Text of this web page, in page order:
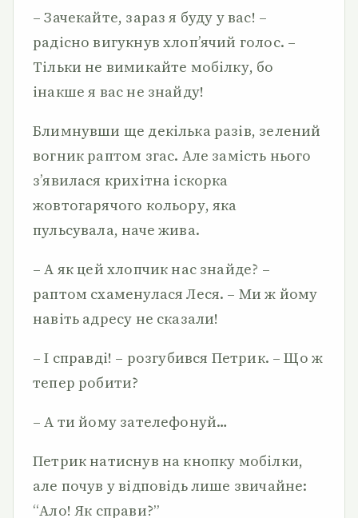
– Зачекайте, зараз я буду у вас! –
радісно вигукнув хлоп’ячий голос. –
Тільки не вимикайте мобілку, бо
інакше я вас не знайду!
Блимнувши ще декілька разів, зелений
вогник раптом згас. Але замість нього
з’явилася крихітна іскорка
жовтогарячого кольору, яка
пульсувала, наче жива.
– А як цей хлопчик нас знайде? –
раптом схаменулася Леся. – Ми ж йому
навіть адресу не сказали!
– І справді! – розгубився Петрик. – Що ж
тепер робити?
– А ти йому зателефонуй…
Петрик натиснув на кнопку мобілки,
але почув у відповідь лише звичайне:
“Ало! Як справи?”